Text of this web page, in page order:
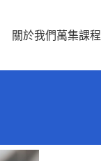
關於我們萬集課程